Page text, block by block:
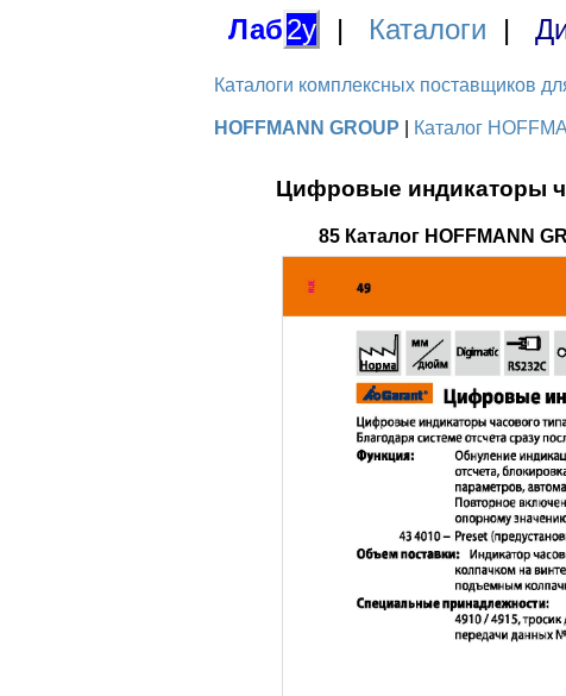
Лаб2у | Каталоги |
Каталоги комплексных поставщиков
HOFFMANN GROUP Каталог
Цифровые индикаторы
85 Каталог HOFFMANN